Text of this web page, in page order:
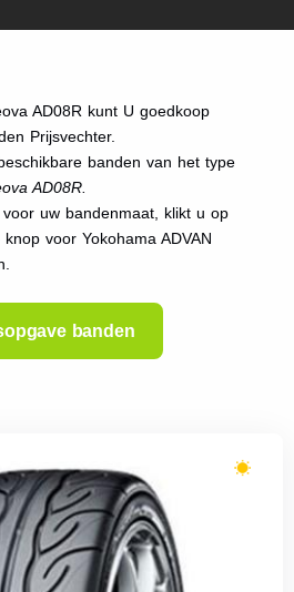
AD08R kunt U goedkoop
Prijsvechter.
banden van het type
AD08R.
uw bandenmaat, klikt u op
voor Yokohama ADVAN
banden